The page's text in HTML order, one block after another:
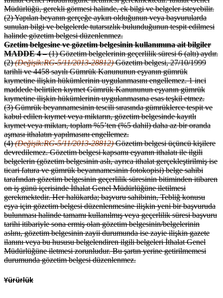
Müdürlüğü, gerekli görmesi halinde, ek bilgi ve belgeler isteyebilir.
(2) Yapılan beyanın gerçeğe aykırı olduğunun veya başvurularda
sunulan bilgi ve belgelerde tutarsızlık bulunduğunun tespit edilmesi
halinde gözetim belgesi düzenlenmez.
Gzetim belgesine ve gözetim belgesinin kullanımına ait bilgiler
MADDE 4 –(1) Gözetim belgelerinin geçerlilik süresi 6 (altı) aydır.
(2)(Değişik:RG-5/11/2013-28812)Gözetim belgesi, 27/10/1999
tarihli ve 4458 sayılı Gümrük Kanununun eşyanın gümrük
kıymetine ilişkin hükümlerinin uygulanmasını engellemez. 1 inci
maddede belirtilen kıymet Gümrük Kanununun eşyanın gümrük
kıymetine ilişkin hükümlerinin uygulanmasına esas teşkil etmez.
(3) Gümrük beyannamesinin tescili sırasında gümrüklerce tespit ve
kabul edilen kıymet veya miktarın, gözetim belgesinde kayıtlı
kıymet veya miktarı, toplam %5’ten (%5 dahil) daha az bir oranda
aşması ithalatın yapılmasını engellemez.
(4)(Değişik:RG-5/11/2013-28812)Gözetim belgesi üçüncü kişilere
devredilemez. Gözetim belgesi kapsamı eşyanın ithalatı ile ilgili
belgelerin (gözetim belgesinin aslı, ayrıca ithalat gerçekleştirilmiş ise
ticari fatura ve gümrük beyannamesinin fotokopisi) belge sahibi
tarafından gözetim belgesinin geçerlilik süresinin bitiminden itibaren
on iş günü içerisinde İthalat Genel Müdürlüğüne iletilmesi
gerekmektedir. Her halükarda; başvuru sahibinin, Tebliğ konusu
eşya için gözetim belgesi düzenlenmesine ilişkin yeni bir başvuruda
bulunması halinde tamamı kullanılmış veya geçerlilik süresi başvuru
tarihi itibariyle sona ermiş olan gözetim belgesinin/belgelerinin
aslını, gözetim belgesinin zayii durumunda ise zayie ilişkin gazete
ilanını veya bu hususu belgelendiren ilgili belgeleri İthalat Genel
Müdürlüğüne iletmesi zorunludur. Bu şartın yerine getirilmemesi
durumunda gözetim belgesi düzenlenmez.
Yürürlük